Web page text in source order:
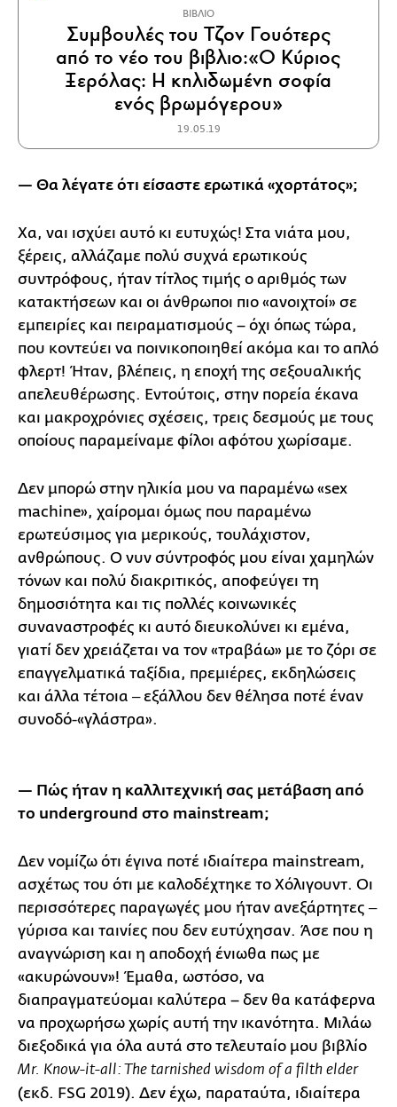
ΒΙΒΛΙΟ
Συμβουλές του Τζον Γουότερς
από το νέο του βιβλιο:«Ο Κύριος
Ξερόλας: Η κηλιδωμένη σοφία
ενός βρωμόγερου»
19.05.19
— Θα λέγατε ότι είσαστε ερωτικά «χορτάτος»;
Χα, ναι ισχύει αυτό κι ευτυχώς! Στα νιάτα μου,
ξέρεις, αλλάζαμε πολύ συχνά ερωτικούς
συντρόφους, ήταν τίτλος τιμής ο αριθμός των
κατακτήσεων και οι άνθρωποι πιο «ανοιχτοί» σε
εμπειρίες και πειραματισμούς – όχι όπως τώρα,
που κοντεύει να ποινικοποιηθεί ακόμα και το απλό
φλερτ! Ήταν, βλέπεις, η εποχή της σεξουαλικής
απελευθέρωσης. Εντούτοις, στην πορεία έκανα
και μακροχρόνιες σχέσεις, τρεις δεσμούς με τους
οποίους παραμείναμε φίλοι αφότου χωρίσαμε.
Δεν μπορώ στην ηλικία μου να παραμένω «sex
machine», χαίρομαι όμως που παραμένω
ερωτεύσιμος για μερικούς, τουλάχιστον,
ανθρώπους. Ο νυν σύντροφός μου είναι χαμηλών
τόνων και πολύ διακριτικός, αποφεύγει τη
δημοσιότητα και τις πολλές κοινωνικές
συναναστροφές κι αυτό διευκολύνει κι εμένα,
γιατί δεν χρειάζεται να τον «τραβάω» με το ζόρι σε
επαγγελματικά ταξίδια, πρεμιέρες, εκδηλώσεις
και άλλα τέτοια ‒ εξάλλου δεν θέλησα ποτέ έναν
συνοδό-«γλάστρα».
— Πώς ήταν η καλλιτεχνική σας μετάβαση από
το underground στο mainstream;
Δεν νομίζω ότι έγινα ποτέ ιδιαίτερα mainstream,
ασχέτως του ότι με καλοδέχτηκε το Χόλιγουντ. Οι
περισσότερες παραγωγές μου ήταν ανεξάρτητες ‒
γύρισα και ταινίες που δεν ευτύχησαν. Άσε που η
αναγνώριση και η αποδοχή ένιωθα πως με
«ακυρώνουν»! Έμαθα, ωστόσο, να
διαπραγματεύομαι καλύτερα – δεν θα κατάφερνα
να προχωρήσω χωρίς αυτή την ικανότητα. Μιλάω
διεξοδικά για όλα αυτά στο τελευταίο μου βιβλίο
Mr. Know-it-all: The tarnished wisdom of a filth elder
(εκδ. FSG 2019). Δεν έχω, παραταύτα, ιδιαίτερα